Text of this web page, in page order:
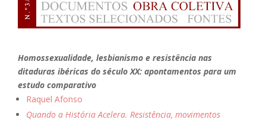
Homossexualidade, lesbianismo e resistência nas
ditaduras ibéricas do século XX: apontamentos para um
estudo comparativo
Raquel Afonso
Quando a História Acelera. Resistência, movimentos